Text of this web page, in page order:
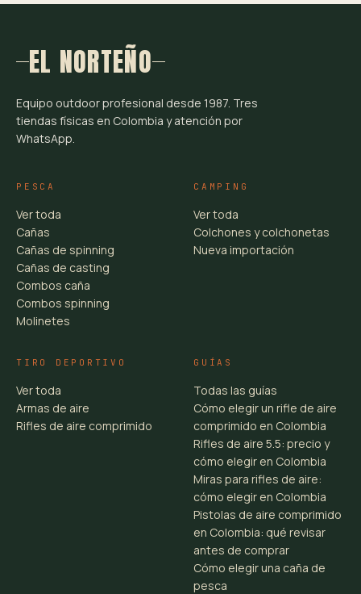
EL NORTEÑO
Equipo outdoor profesional desde 1987. Tres
tiendas físicas en Colombia y atención por
WhatsApp.
PESCA
Ver toda
Cañas
Cañas de spinning
Cañas de casting
Combos caña
Combos spinning
Molinetes
CAMPING
Ver toda
Colchones y colchonetas
Nueva importación
TIRO DEPORTIVO
Ver toda
Armas de aire
Rifles de aire comprimido
GUÍAS
Todas las guías
Cómo elegir un rifle de aire
comprimido en Colombia
Rifles de aire 5.5: precio y
cómo elegir en Colombia
Miras para rifles de aire:
cómo elegir en Colombia
Pistolas de aire comprimido
en Colombia: qué revisar
antes de comprar
Cómo elegir una caña de
pesca